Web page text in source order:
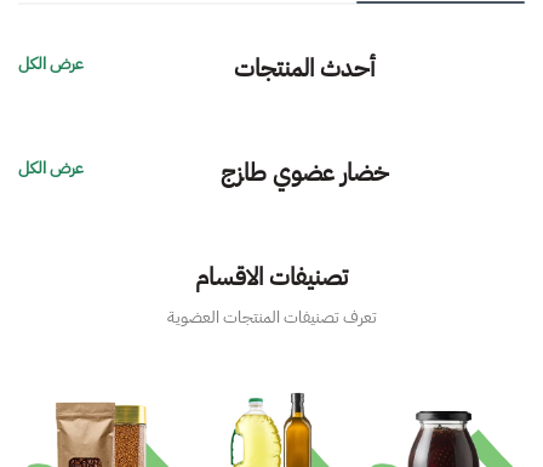
أحدث المنتجات عرض الكل
خضار عضوي طازج عرض الكل
تصنيفات الاقسام
تعرف تصنيفات المنتجات العضوية